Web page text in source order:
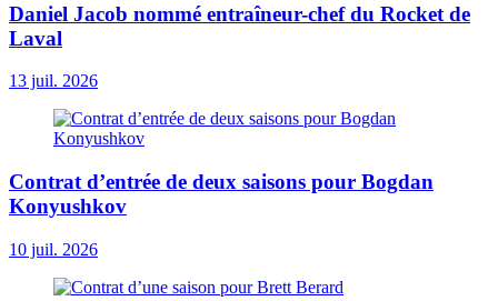
Daniel Jacob nommé entraîneur-chef du Rocket de
Laval
13 juil. 2026
Contrat d’entrée de deux saisons pour Bogdan
Konyushkov
10 juil. 2026